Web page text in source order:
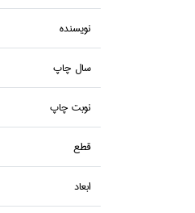
نويسنده
سال چاپ
نوبت چاپ
قطع
ابعاد